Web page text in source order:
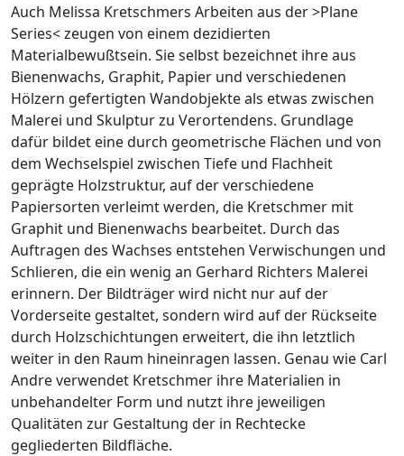
Auch Melissa Kretschmers Arbeiten aus der >Plane
Series< zeugen von einem dezidierten
Materialbewußtsein. Sie selbst bezeichnet ihre aus
Bienenwachs, Graphit, Papier und verschiedenen
Hölzern gefertigten Wandobjekte als etwas zwischen
Malerei und Skulptur zu Verortendens. Grundlage
dafür bildet eine durch geometrische Flächen und von
dem Wechselspiel zwischen Tiefe und Flachheit
geprägte Holzstruktur, auf der verschiedene
Papiersorten verleimt werden, die Kretschmer mit
Graphit und Bienenwachs bearbeitet. Durch das
Auftragen des Wachses entstehen Verwischungen und
Schlieren, die ein wenig an Gerhard Richters Malerei
erinnern. Der Bildträger wird nicht nur auf der
Vorderseite gestaltet, sondern wird auf der Rückseite
durch Holzschichtungen erweitert, die ihn letztlich
weiter in den Raum hineinragen lassen. Genau wie Carl
Andre verwendet Kretschmer ihre Materialien in
unbehandelter Form und nutzt ihre jeweiligen
Qualitäten zur Gestaltung der in Rechtecke
gegliederten Bildfläche.